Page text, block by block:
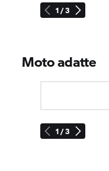
1 / 3
Moto adatte
1 / 3